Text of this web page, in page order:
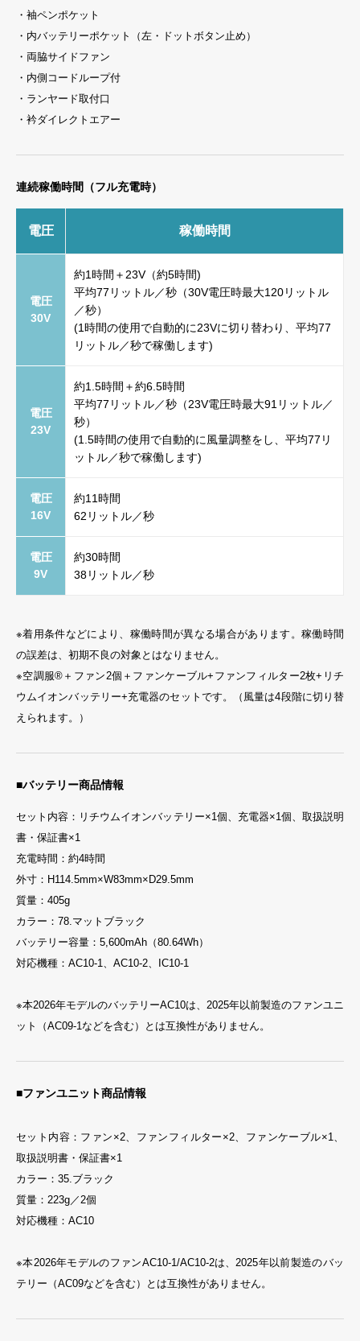
・袖ペンポケット
・内バッテリーポケット（左・ドットボタン止め）
・両脇サイドファン
・内側コードループ付
・ランヤード取付口
・衿ダイレクトエアー
連続稼働時間（フル充電時）
電圧 稼働時間
電圧
30V
約1時間＋23V（約5時間)
平均77リットル／秒（30V電圧時最大120リットル
／秒）
(1時間の使用で自動的に23Vに切り替わり、平均77
リットル／秒で稼働します)
電圧
23V
約1.5時間＋約6.5時間
平均77リットル／秒（23V電圧時最大91リットル／
秒）
(1.5時間の使用で自動的に風量調整をし、平均77リ
ットル／秒で稼働します)
電圧
16V
約11時間
62リットル／秒
電圧
9V
約30時間
38リットル／秒
※着用条件などにより、稼働時間が異なる場合があります。稼働時間
の誤差は、初期不良の対象とはなりません。
※空調服®＋ファン2個＋ファンケーブル+ファンフィルター2枚+リチ
ウムイオンバッテリー+充電器のセットです。（風量は4段階に切り替
えられます。）
■バッテリー商品情報
セット内容：リチウムイオンバッテリー×1個、充電器×1個、取扱説明
書・保証書×1
充電時間：約4時間
外寸：H114.5mm×W83mm×D29.5mm
質量：405g
カラー：78.マットブラック
バッテリー容量：5,600mAh（80.64Wh）
対応機種：AC10-1、AC10-2、IC10-1
※本2026年モデルのバッテリーAC10は、2025年以前製造のファンユニ
ット（AC09-1などを含む）とは互換性がありません。
■ファンユニット商品情報
セット内容：ファン×2、ファンフィルター×2、ファンケーブル×1、
取扱説明書・保証書×1
カラー：35.ブラック
質量：223g／2個
対応機種：AC10
※本2026年モデルのファンAC10-1/AC10-2は、2025年以前製造のバッ
テリー（AC09などを含む）とは互換性がありません。